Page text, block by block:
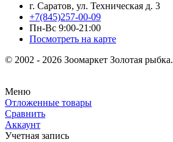
г. Саратов, ул. Техническая д. 3
+7(845)257-00-09
Пн-Вс 9:00-21:00
Посмотреть на карте
© 2002 - 2026 Зоомаркет Золотая рыбка.
Меню
Отложенные товары
Сравнить
Аккаунт
Учетная запись